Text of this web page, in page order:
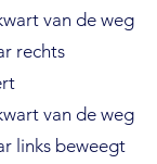
van de weg
rechts
van de weg
links beweegt